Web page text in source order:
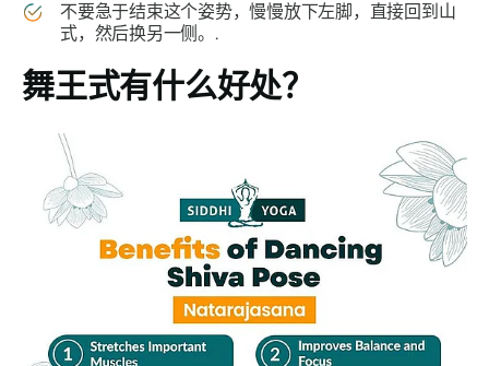
不要急于结束这个姿势，慢慢放下左脚，直接回到山
式，然后换另一侧。.
舞王式有什么好处？